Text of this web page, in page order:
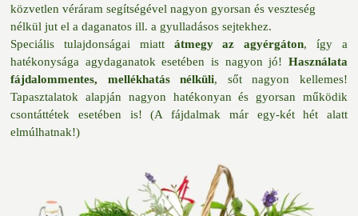
közvetlen véráram segítségével nagyon gyorsan és veszteség
nélkül jut el a daganatos ill. a gyulladásos sejtekhez.
Speciális tulajdonságai miatt átmegy az agyérgáton, így a
hatékonysága agydaganatok esetében is nagyon jó! Használata
fájdalommentes, mellékhatás nélküli, sőt nagyon kellemes!
Tapasztalatok alapján nagyon hatékonyan és gyorsan működik
csontáttétek esetében is! (A fájdalmak már egy-két hét alatt
elmúlhatnak!)